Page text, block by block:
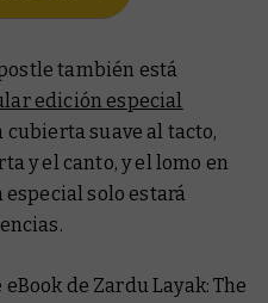
también está
edición especial
suave al tacto,
y el canto, y el lomo en
especial solo estará
de Zardu Layak: The